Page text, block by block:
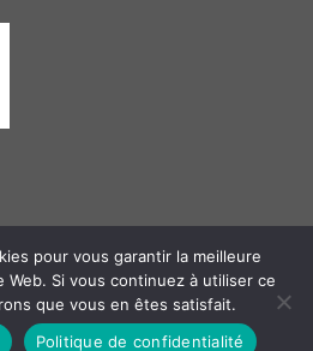
asbl
pour vous garantir la meilleure
Si vous continuez à utiliser ce
que vous en êtes satisfait.
Politique de confidentialité